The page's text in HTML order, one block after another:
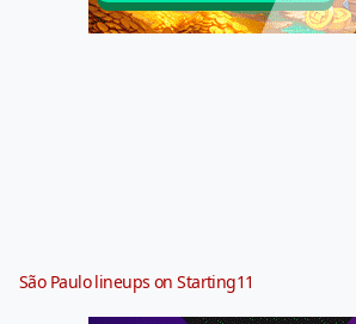
São Paulo lineups on Starting11